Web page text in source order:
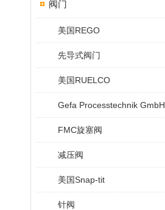
阀门
美国REGO
先导式阀门
美国RUELCO
Gefa Processtechnik GmbH
FMC旋塞阀
减压阀
美国Snap-tit
针阀